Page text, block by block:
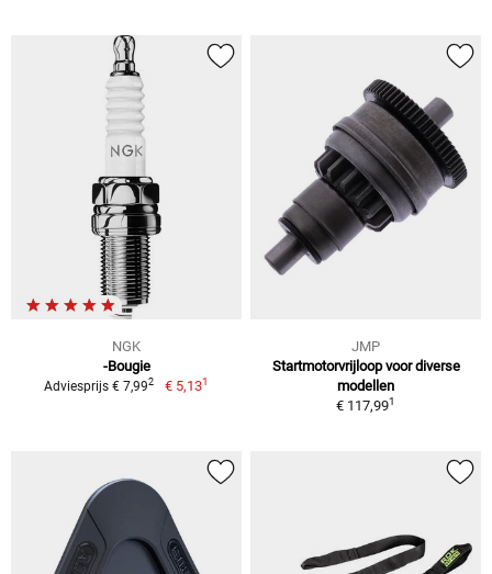
NGK
-Bougie
Adviesprijs € 7,992 € 5,131
JMP
Startmotorvrijloop voor diverse
modellen
€ 117,991